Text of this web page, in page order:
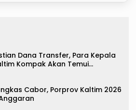
Dana Transfer, Para Kepala
Kompak Akan Temui
Cabor, Porprov Kaltim 2026